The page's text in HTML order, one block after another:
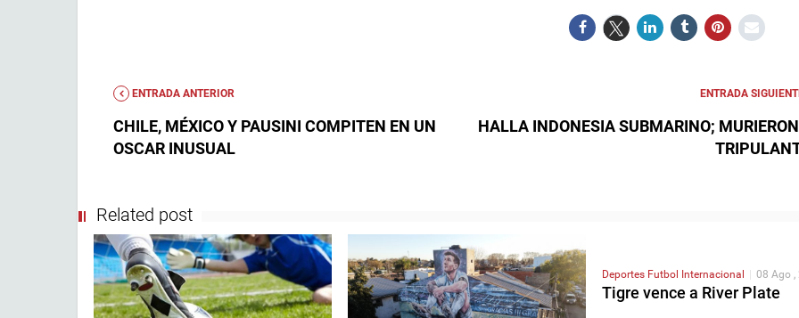
ENTRADA ANTERIOR
CHILE, MÉXICO Y PAUSINI COMPITEN EN UN
OSCAR INUSUAL
ENTRADA
HALLA INDONESIA SUBMARINO;
Related post
Deportes Futbol Internacional 08 Ago ,
Tigre vence a River Plate